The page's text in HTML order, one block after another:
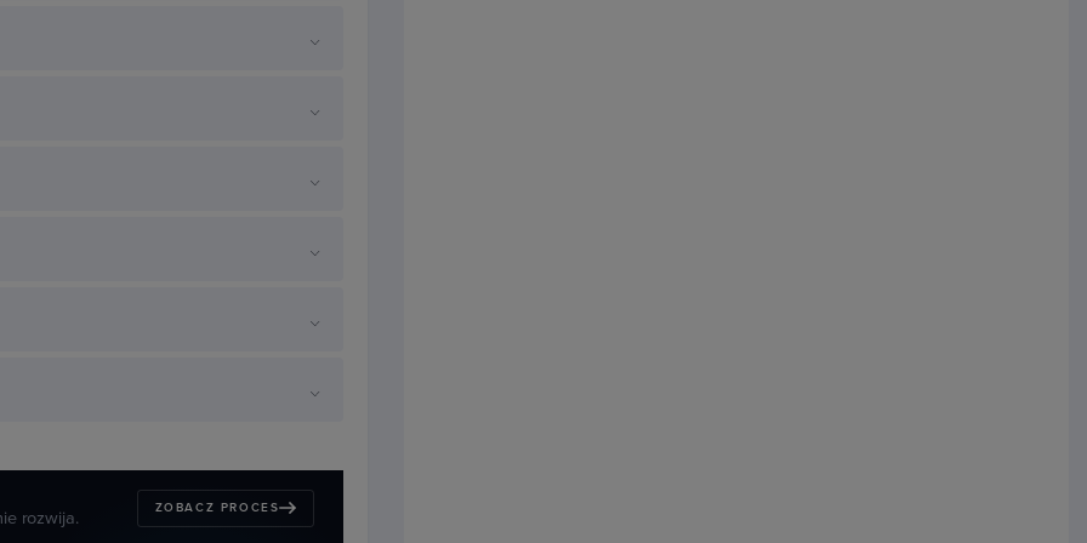
oraz mechanizmy
kary.
rozwija.
ZOBACZ PROCES